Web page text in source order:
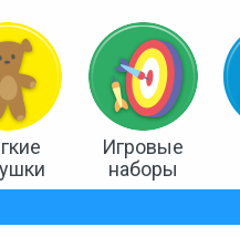
Игровые
наборы